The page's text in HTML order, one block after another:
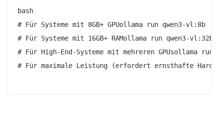
bash
# Für Systeme mit 8GB+ GPUollama run qwen3-vl:8b
# Für Systeme mit 16GB+ RAMollama run qwen3-vl:32b
# Für High-End-Systeme mit mehreren GPUsollama run
# Für maximale Leistung (erfordert ernsthafte